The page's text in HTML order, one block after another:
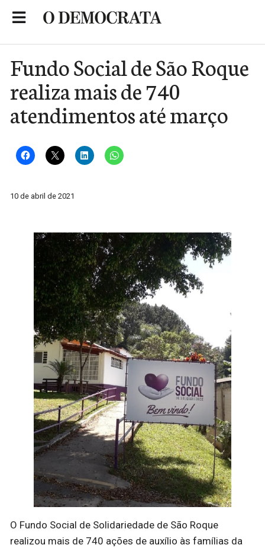
Fundo Social de São Roque
realiza mais de 740
atendimentos até março
10 de abril de 2021
O Fundo Social de Solidariedade de São Roque
realizou mais de 740 ações de auxílio às famílias da